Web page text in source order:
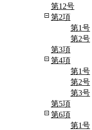
第12号
第2項
第1号
第2号
第3項
第4項
第1号
第2号
第3号
第5項
第6項
第1号